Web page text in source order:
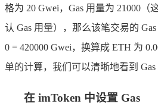
格为 20 Gwei，Gas 用量为 21000（
认 Gas 用量），那么该笔交易的
0 = 420000 Gwei，换算成 ETH 为
单的计算，我们可以清晰地看到 Gas
在 imToken 中设置 Gas